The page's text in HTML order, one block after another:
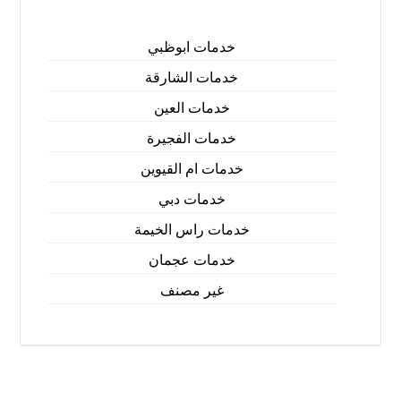
خدمات ابوظبي
خدمات الشارقة
خدمات العين
خدمات الفجيرة
خدمات ام القيوين
خدمات دبي
خدمات راس الخيمة
خدمات عجمان
غير مصنف